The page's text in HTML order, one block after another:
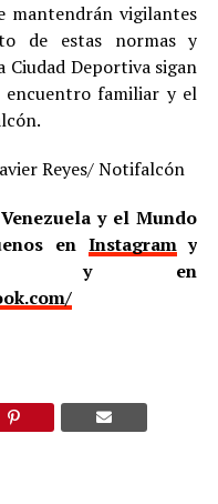
mantendrán vigilantes
de estas normas y
Ciudad Deportiva sigan
encuentro familiar y el
Reyes/ Notifalcón
y el Mundo
en Instagramy
en